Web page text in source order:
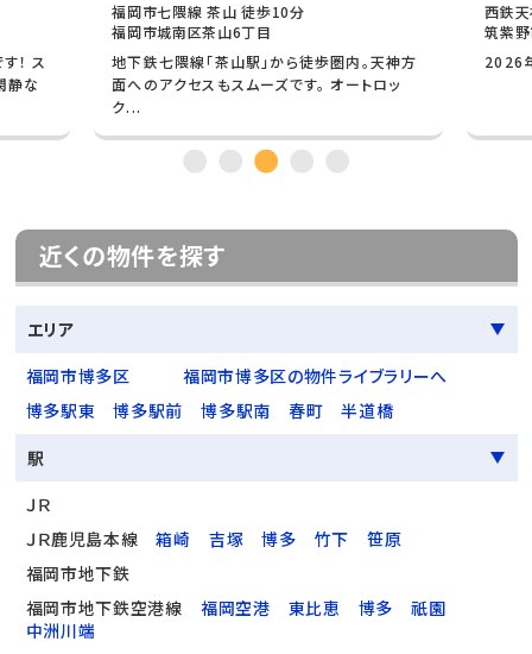
！ ス
静な
福岡市七隈線 茶山 徒歩10分
福岡市城南区茶山6丁目
地下鉄七隈線「茶山駅」から徒歩圏内。天神方
面へのアクセスもスムーズです。 オートロッ
ク...
西鉄
筑紫
2026
近くの物件を探す
エリア
福岡市博多区
福岡市博多区の物件ライブラリーへ
博多駅東
博多駅前 博多駅南 春町
半道橋
駅
ＪＲ
ＪＲ鹿児島本線
箱崎 吉塚 博多 竹下
笹原
福岡市地下鉄
福岡市地下鉄空港線
福岡空港 東比恵 博多
祇園
中洲川端